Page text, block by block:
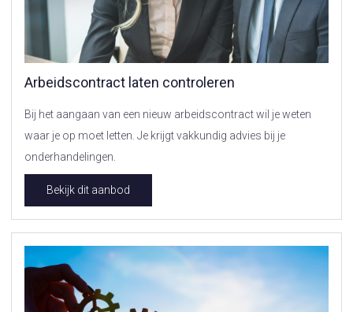
Arbeidscontract laten controleren
Bij het aangaan van een nieuw arbeidscontract wil je weten
waar je op moet letten. Je krijgt vakkundig advies bij je
onderhandelingen.
Bekijk dit aanbod